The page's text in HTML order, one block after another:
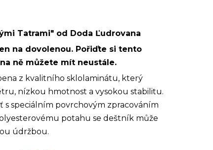
Tatrami" od Doda Ľudrovana
na dovolenou. Pořiďte si tento
ně můžete mít neustále.
z kvalitního sklolaminátu, který
nízkou hmotnost a vysokou stabilitu.
speciálním povrchovým zpracováním
potahu se deštník může
údržbou.